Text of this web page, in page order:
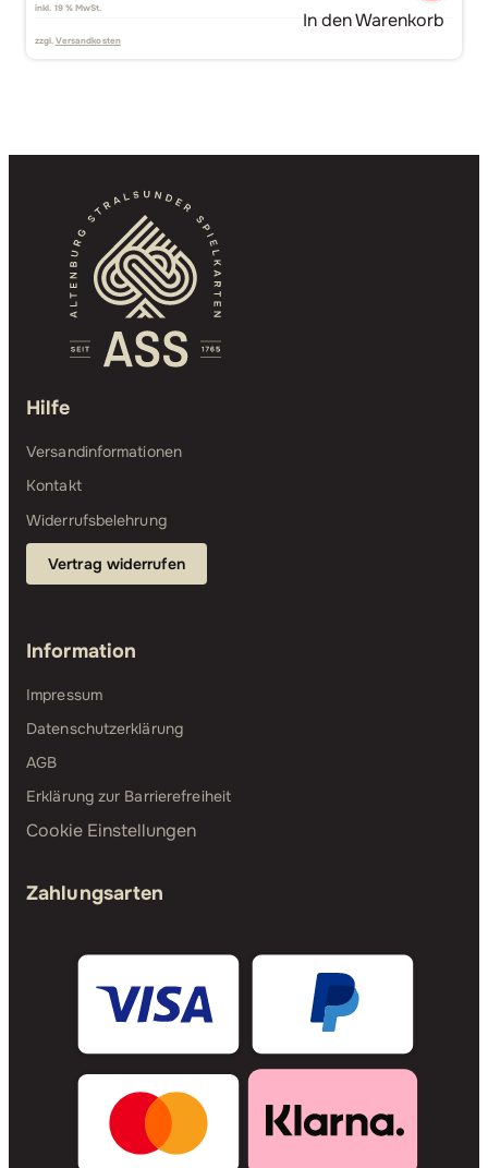
inkl. 19 % MwSt.
zzgl. Versandkosten
In den Warenkorb
Hilfe
Versandinformationen
Kontakt
Widerrufsbelehrung
Vertrag widerrufen
Information
Impressum
Datenschutzerklärung
AGB
Erklärung zur Barrierefreiheit
Cookie Einstellungen
Zahlungsarten